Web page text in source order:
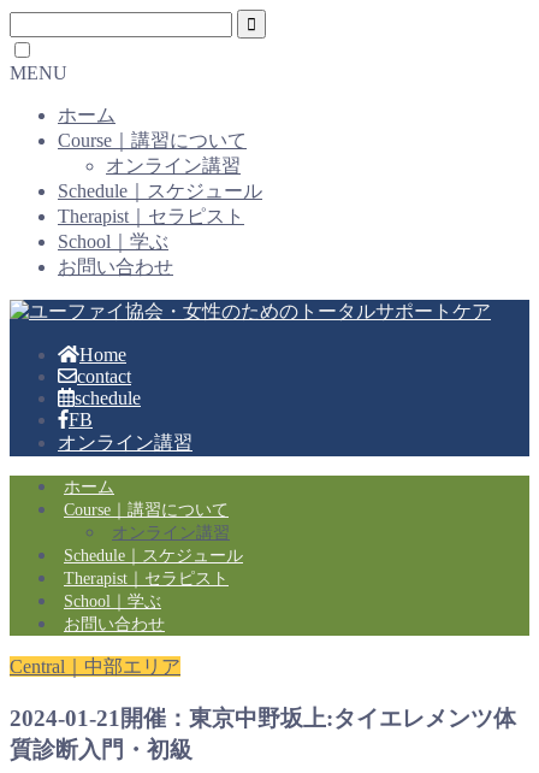
MENU
ホーム
Course｜講習について
オンライン講習
Schedule｜スケジュール
Therapist｜セラピスト
School｜学ぶ
お問い合わせ
Home
contact
schedule
FB
オンライン講習
ホーム
Course｜講習について
オンライン講習
Schedule｜スケジュール
Therapist｜セラピスト
School｜学ぶ
お問い合わせ
Central｜中部エリア
2024-01-21開催：東京中野坂上:タイエレメンツ体
質診断入門・初級